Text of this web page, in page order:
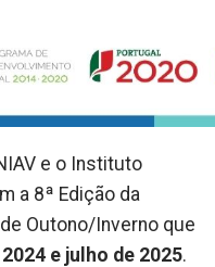
e o Instituto
a 8ª Edição da
Outono/Inverno que
e julho de 2025.